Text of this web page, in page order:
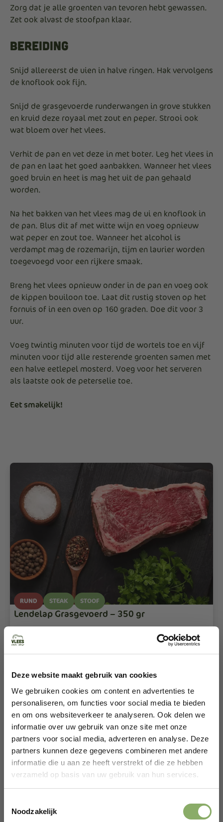
Deze website maakt gebruik van cookies
We gebruiken cookies om content en advertenties te
personaliseren, om functies voor social media te bieden
en om ons websiteverkeer te analyseren. Ook delen we
informatie over uw gebruik van onze site met onze
partners voor social media, adverteren en analyse. Deze
partners kunnen deze gegevens combineren met andere
informatie die u aan ze heeft verstrekt of die ze hebben
verzameld op basis van uw gebruik van hun services.
Noodzakelijk
Zorg dat je alle groenten van tevoren hebt gewassen.
Zet ook alvast de stoofpan klaar.
Bereiding
Snijd allereerst de uien in halve ringen. Hak vervolgens
de knoflook ook fijn.
Snijd de grasgevoerde runderwangen in grove stukken
en kruid deze royaal met zout en peper. Strooi ook
wat bloem over het vlees.
Verhit de pan en vet deze in met boter. Leg het vlees in
de pan en laat het goed aanbakken. Wanneer het vlees
goed bruin en heet is mag het uit de pan gehaald
worden.
Na het bakken van het vlees mag de ui en knoflook in
de pan. Blus dit af met witte wijn en voeg opnieuw
wat peper en zout toe. Wanneer het alcohol is
verdampt mag de rozemarijn, tijm en laurier worden
toegevoegd voor een rijkere smaak.
Breng het vlees opnieuw onder in de pan en voeg ook
de kippen bouiloon toe. Laat dit rustig stoven op het
fornuis of in een oven op 160 graden. Doe dit voor 3
uur.
Voeg twintig minuten voor tijd de wortels toe en vijf
minuten voor tijd alle resterende groenten samen met
een halve eetlepel mosterd. Voeg voor het serveren
als laatste ook de peterselie toe.
Eet smakelijk!
RUND STEAK STOOF
Lendelap Grasgevoerd – 350 gr
9,75
Bekijken